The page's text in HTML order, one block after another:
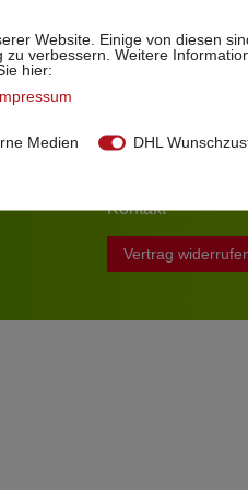
Über uns
Impressum
Widerruf
Kontakt
Vertrag
Website. Einige von diesen
zu verbessern. Weitere
hier:
Medien DHL